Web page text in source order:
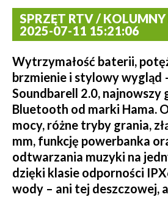
SPRZĘT RTV /
2025-07-11 15:21:06
Wytrzymałość baterii,
brzmienie i stylowy wygląd
Soundbarell 2.0, najnowszy
Bluetooth od marki Hama.
mocy, różne tryby grania,
mm, funkcję powerbanka
odtwarzania muzyki na
dzięki klasie odporności
wody – ani tej deszczowej,